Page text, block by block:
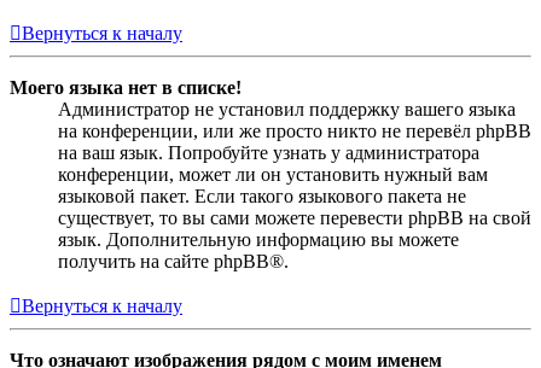
Вернуться к началу
Моего языка нет в списке!
Администратор не установил поддержку вашего языка
на конференции, или же просто никто не перевёл phpBB
на ваш язык. Попробуйте узнать у администратора
конференции, может ли он установить нужный вам
языковой пакет. Если такого языкового пакета не
существует, то вы сами можете перевести phpBB на свой
язык. Дополнительную информацию вы можете
получить на сайте phpBB®.
Вернуться к началу
Что означают изображения рядом с моим именем